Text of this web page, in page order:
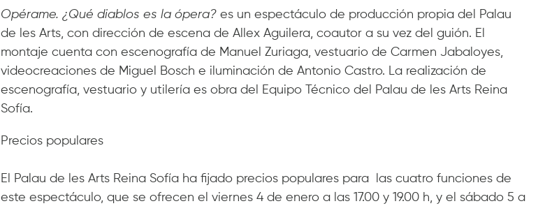
Opérame. ¿Qué diablos es la ópera? es un espectáculo de producción propia del Palau
de les Arts, con dirección de escena de Allex Aguilera, coautor a su vez del guión. El
montaje cuenta con escenografía de Manuel Zuriaga, vestuario de Carmen Jabaloyes,
videocreaciones de Miguel Bosch e iluminación de Antonio Castro. La realización de
escenografía, vestuario y utilería es obra del Equipo Técnico del Palau de les Arts Reina
Sofía.
Precios populares
El Palau de les Arts Reina Sofía ha fijado precios populares para las cuatro funciones de
este espectáculo, que se ofrecen el viernes 4 de enero a las 17.00 y 19.00 h, y el sábado 5 a